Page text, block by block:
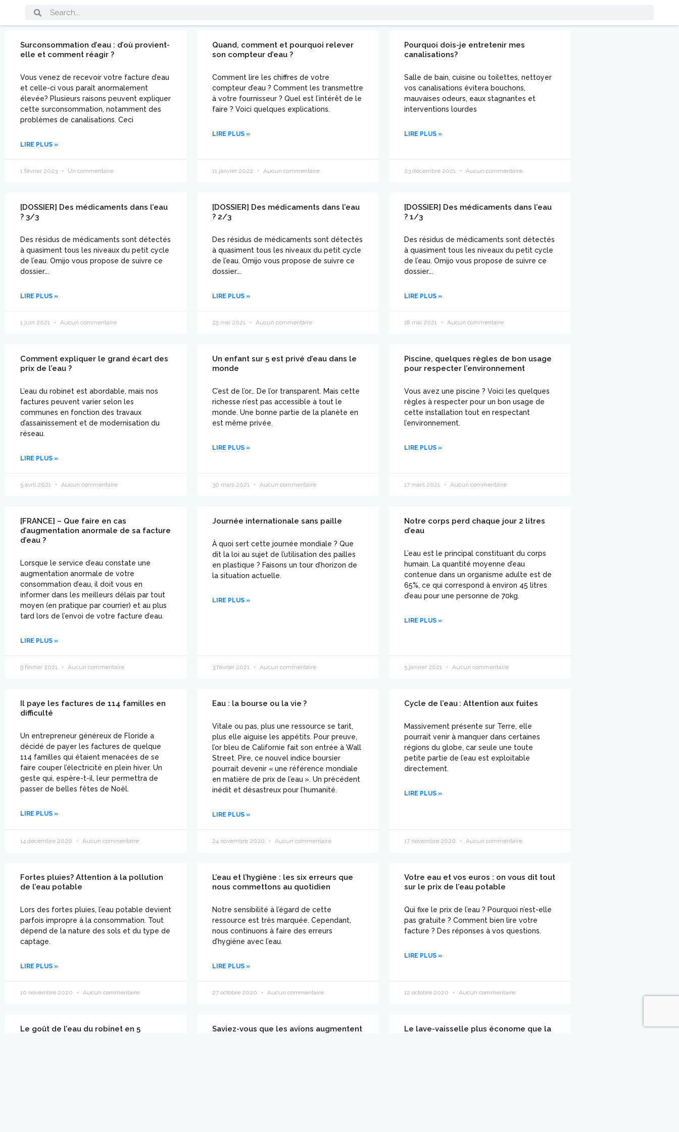
Surconsommation d’eau : d’où provient-
elle et comment réagir ?
Vous venez de recevoir votre facture d’eau
et celle-ci vous paraît anormalement
élevée? Plusieurs raisons peuvent expliquer
cette surconsommation, notamment des
problèmes de canalisations. Ceci
LIRE PLUS »
1 février 2023 Un commentaire
Quand, comment et pourquoi relever
son compteur d’eau ?
Comment lire les chiffres de votre
compteur d’eau ? Comment les transmettre
à votre fournisseur ? Quel est l’intérêt de le
faire ? Voici quelques explications.
LIRE PLUS »
11 janvier 2022 Aucun commentaire
Pourquoi dois-je entretenir mes
canalisations?
Salle de bain, cuisine ou toilettes, nettoyer
vos canalisations évitera bouchons,
mauvaises odeurs, eaux stagnantes et
interventions lourdes
LIRE PLUS »
23 décembre 2021 Aucun commentaire
[DOSSIER] Des médicaments dans l’eau
? 3/3
Des résidus de médicaments sont détectés
à quasiment tous les niveaux du petit cycle
de l’eau. Omijo vous propose de suivre ce
dossier….
LIRE PLUS »
1 juin 2021 Aucun commentaire
[DOSSIER] Des médicaments dans l’eau
? 2/3
Des résidus de médicaments sont détectés
à quasiment tous les niveaux du petit cycle
de l’eau. Omijo vous propose de suivre ce
dossier….
LIRE PLUS »
25 mai 2021 Aucun commentaire
[DOSSIER] Des médicaments dans l’eau
? 1/3
Des résidus de médicaments sont détectés
à quasiment tous les niveaux du petit cycle
de l’eau. Omijo vous propose de suivre ce
dossier….
LIRE PLUS »
18 mai 2021 Aucun commentaire
Comment expliquer le grand écart des
prix de l’eau ?
L’eau du robinet est abordable, mais nos
factures peuvent varier selon les
communes en fonction des travaux
d’assainissement et de modernisation du
réseau.
LIRE PLUS »
5 avril 2021 Aucun commentaire
Un enfant sur 5 est privé d’eau dans le
monde
C’est de l’or… De l’or transparent. Mais cette
richesse n’est pas accessible à tout le
monde. Une bonne partie de la planète en
est même privée.
LIRE PLUS »
30 mars 2021 Aucun commentaire
Piscine, quelques règles de bon usage
pour respecter l’environnement
Vous avez une piscine ? Voici les quelques
règles à respecter pour un bon usage de
cette installation tout en respectant
l’environnement.
LIRE PLUS »
17 mars 2021 Aucun commentaire
[FRANCE] – Que faire en cas
d’augmentation anormale de sa facture
d’eau ?
Lorsque le service d’eau constate une
augmentation anormale de votre
consommation d’eau, il doit vous en
informer dans les meilleurs délais par tout
moyen (en pratique par courrier) et au plus
tard lors de l’envoi de votre facture d’eau.
LIRE PLUS »
9 février 2021 Aucun commentaire
Journée internationale sans paille
À quoi sert cette journée mondiale ? Que
dit la loi au sujet de l’utilisation des pailles
en plastique ? Faisons un tour d’horizon de
la situation actuelle.
LIRE PLUS »
3 février 2021 Aucun commentaire
Notre corps perd chaque jour 2 litres
d’eau
L’eau est le principal constituant du corps
humain. La quantité moyenne d’eau
contenue dans un organisme adulte est de
65%, ce qui correspond à environ 45 litres
d’eau pour une personne de 70kg.
LIRE PLUS »
5 janvier 2021 Aucun commentaire
Il paye les factures de 114 familles en
difficulté
Un entrepreneur généreux de Floride a
décidé de payer les factures de quelque
114 familles qui étaient menacées de se
faire couper l’électricité en plein hiver. Un
geste qui, espère-t-il, leur permettra de
passer de belles fêtes de Noël.
LIRE PLUS »
14 décembre 2020 Aucun commentaire
Eau : la bourse ou la vie ?
Vitale ou pas, plus une ressource se tarit,
plus elle aiguise les appétits. Pour preuve,
l’or bleu de Californie fait son entrée à Wall
Street. Pire, ce nouvel indice boursier
pourrait devenir « une référence mondiale
en matière de prix de l’eau ». Un précédent
inédit et désastreux pour l’humanité.
LIRE PLUS »
24 novembre 2020 Aucun commentaire
Cycle de l’eau : Attention aux fuites
Massivement présente sur Terre, elle
pourrait venir à manquer dans certaines
régions du globe, car seule une toute
petite partie de l’eau est exploitable
directement.
LIRE PLUS »
17 novembre 2020 Aucun commentaire
Fortes pluies? Attention à la pollution
de l’eau potable
Lors des fortes pluies, l’eau potable devient
parfois impropre à la consommation. Tout
dépend de la nature des sols et du type de
captage.
LIRE PLUS »
10 novembre 2020 Aucun commentaire
L’eau et l’hygiène : les six erreurs que
nous commettons au quotidien
Notre sensibilité à l’égard de cette
ressource est très marquée. Cependant,
nous continuons à faire des erreurs
d’hygiène avec l’eau.
LIRE PLUS »
27 octobre 2020 Aucun commentaire
Votre eau et vos euros : on vous dit tout
sur le prix de l’eau potable
Qui fixe le prix de l’eau ? Pourquoi n’est-elle
pas gratuite ? Comment bien lire votre
facture ? Des réponses à vos questions.
LIRE PLUS »
12 octobre 2020 Aucun commentaire
Le goût de l’eau du robinet en 5
Saviez-vous que les avions augmentent
Le lave-vaisselle plus économe que la